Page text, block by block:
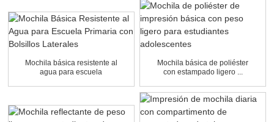
Mochila básica resistente al
agua para escuela
Mochila básica de poliéster
con estampado ligero ...